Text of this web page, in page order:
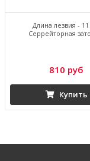
Длина лезвия - 11
Серрейторная
810 руб
Купить